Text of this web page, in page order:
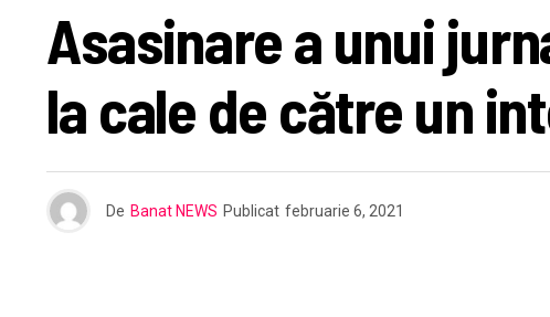
Asasinare a unui
la cale de către un
De Banat NEWS Publicat februarie 6, 2021